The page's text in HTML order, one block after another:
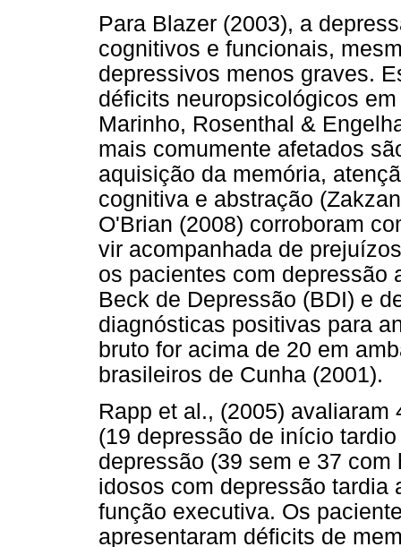
Para Blazer (2003), a
cognitivos e funcionais,
depressivos menos graves.
déficits neuropsicológicos
Marinho, Rosenthal &
mais comumente afetados
aquisição da memória,
cognitiva e abstração
O'Brian (2008) corroboram
vir acompanhada de
os pacientes com depressão
Beck de Depressão (BDI) e
diagnósticas positivas para
bruto for acima de 20 em
brasileiros de Cunha (2001).
Rapp et al., (2005)
(19 depressão de início
depressão (39 sem e 37
idosos com depressão tardia
função executiva. Os
apresentaram déficits de